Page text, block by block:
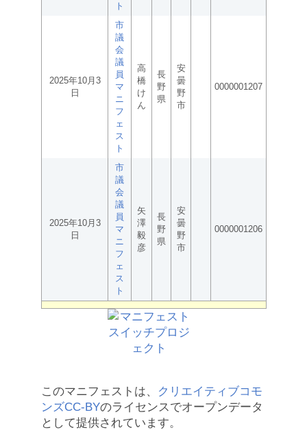
ト
2025年10月3
日
市
議
会
議
員
マ
ニ
フ
ェ
ス
ト
高
橋
け
ん
長
野
県
安
曇
野
市
0000001207
2025年10月3
日
市
議
会
議
員
マ
ニ
フ
ェ
ス
ト
矢
澤
毅
彦
長
野
県
安
曇
野
市
0000001206
このマニフェストは、
クリエイティブコモ
ンズCC-BYのライセンスでオープンデータ
として提供されています。